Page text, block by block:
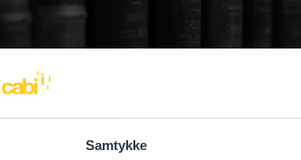
Samtykke